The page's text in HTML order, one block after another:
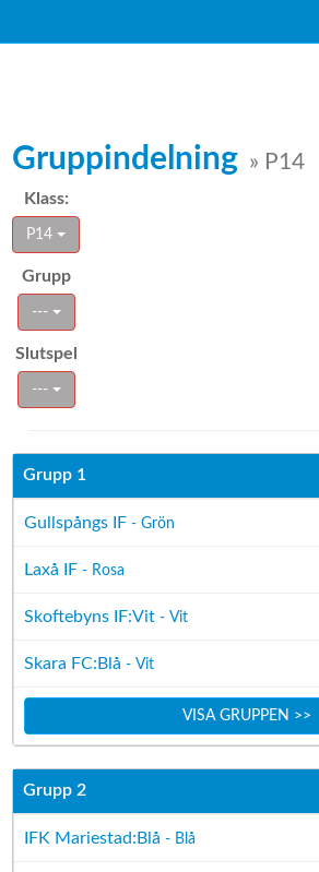
Gruppindelning » P14
Klass:
P14
Grupp
---
Slutspel
---
Grupp 1
Gullspångs IF - Grön
Laxå IF - Rosa
Skoftebyns IF:Vit - Vit
Skara FC:Blå - Vit
VISA GRUPPEN >>
Grupp 2
IFK Mariestad:Blå - Blå